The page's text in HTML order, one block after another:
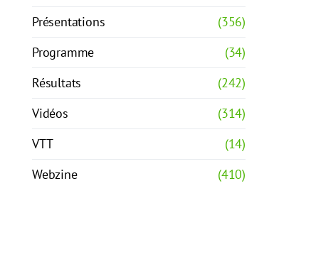
Présentations
(356)
Programme
(34)
Résultats
(242)
Vidéos
(314)
VTT
(14)
Webzine
(410)